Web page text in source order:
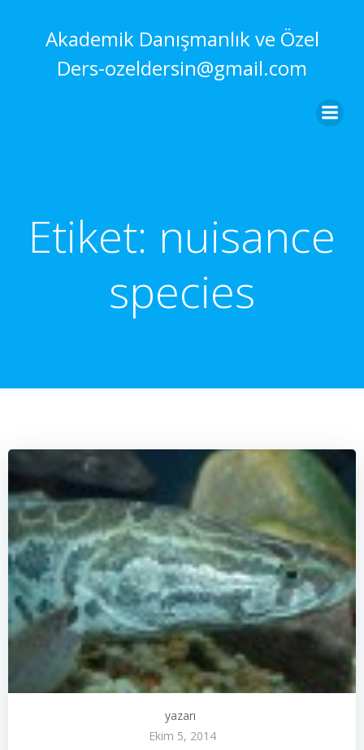
Akademik Danışmanlık ve Özel
Ders-ozeldersin@gmail.com
Etiket: nuisance
species
yazarı
Ekim 5, 2014